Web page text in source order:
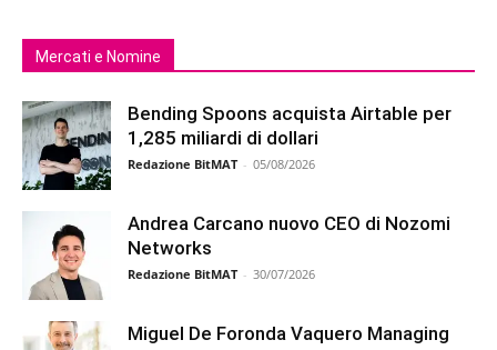
Mercati e Nomine
Bending Spoons acquista Airtable per
1,285 miliardi di dollari
Redazione BitMAT - 05/08/2026
Andrea Carcano nuovo CEO di Nozomi
Networks
Redazione BitMAT - 30/07/2026
Miguel De Foronda Vaquero Managing